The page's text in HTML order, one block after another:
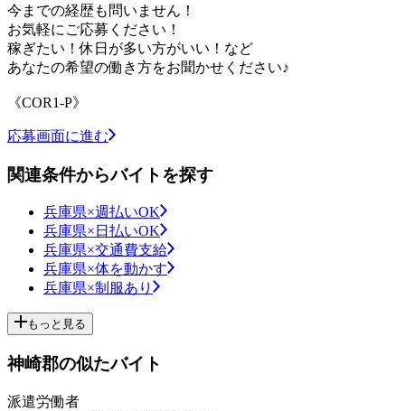
今までの経歴も問いません！
お気軽にご応募ください！
稼ぎたい！休日が多い方がいい！など
あなたの希望の働き方をお聞かせください♪
《COR1-P》
応募画面に進む
関連条件からバイトを探す
兵庫県×週払いOK
兵庫県×日払いOK
兵庫県×交通費支給
兵庫県×体を動かす
兵庫県×制服あり
もっと見る
神崎郡の似たバイト
派遣労働者